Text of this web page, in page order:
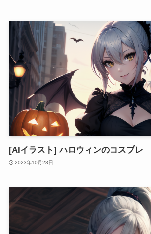
[AIイラスト] ハロウィンのコスプレ
2023年10月28日